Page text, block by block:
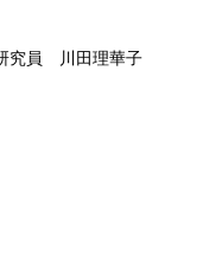
究員 川田理華子